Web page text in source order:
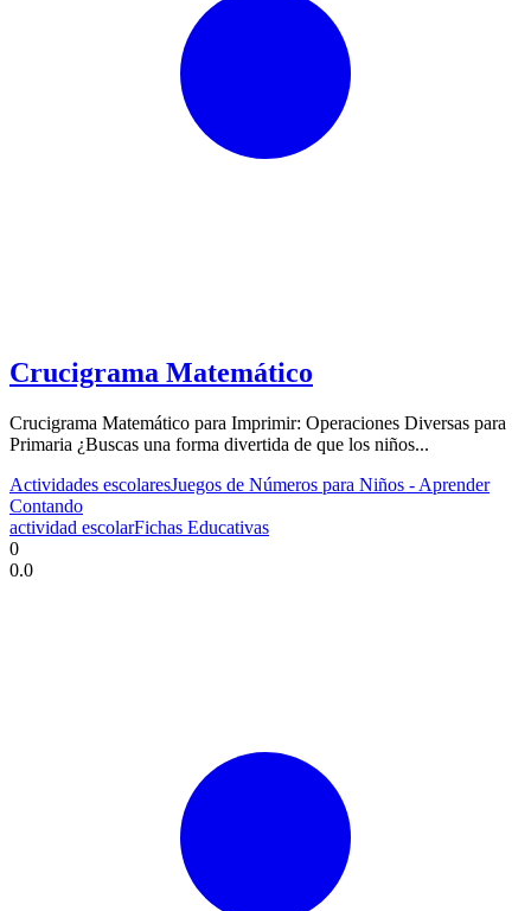
Crucigrama Matemático
Crucigrama Matemático para Imprimir: Operaciones Diversas para
Primaria ¿Buscas una forma divertida de que los niños...
Actividades escolaresJuegos de Números para Niños - Aprender
Contando
actividad escolarFichas Educativas
0
0.0